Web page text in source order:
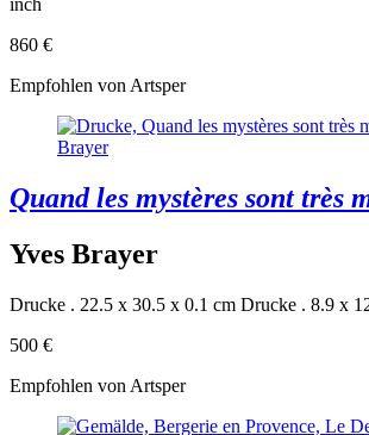
inch
860 €
Empfohlen von Artsper
Quand les mystères sont très
Yves Brayer
Drucke . 22.5 x 30.5 x 0.1 cm Drucke . 8.9 x
500 €
Empfohlen von Artsper